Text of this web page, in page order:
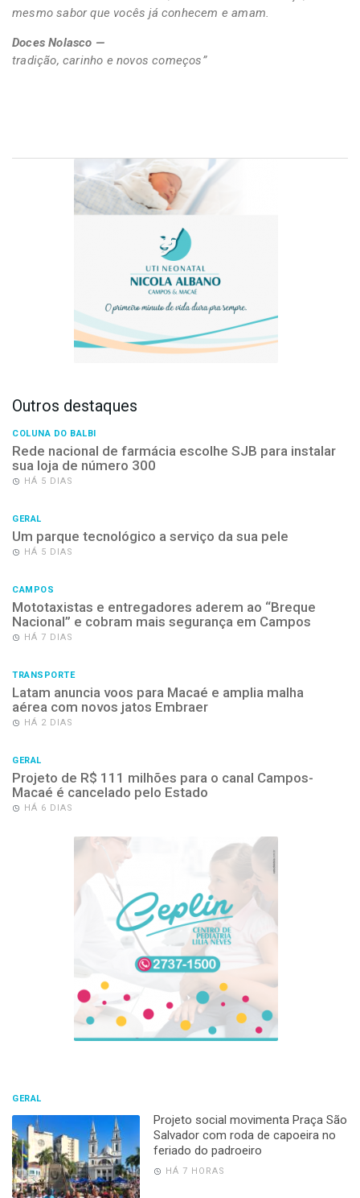
mesmo sabor que vocês já conhecem e amam.
Doces Nolasco —
tradição, carinho e novos começos”
Outros destaques
COLUNA DO BALBI
Rede nacional de farmácia escolhe SJB para instalar
sua loja de número 300
HÁ 5 DIAS
GERAL
Um parque tecnológico a serviço da sua pele
HÁ 5 DIAS
CAMPOS
Mototaxistas e entregadores aderem ao “Breque
Nacional” e cobram mais segurança em Campos
HÁ 7 DIAS
TRANSPORTE
Latam anuncia voos para Macaé e amplia malha
aérea com novos jatos Embraer
HÁ 2 DIAS
GERAL
Projeto de R$ 111 milhões para o canal Campos-
Macaé é cancelado pelo Estado
HÁ 6 DIAS
GERAL
Projeto social movimenta Praça São
Salvador com roda de capoeira no
feriado do padroeiro
HÁ 7 HORAS